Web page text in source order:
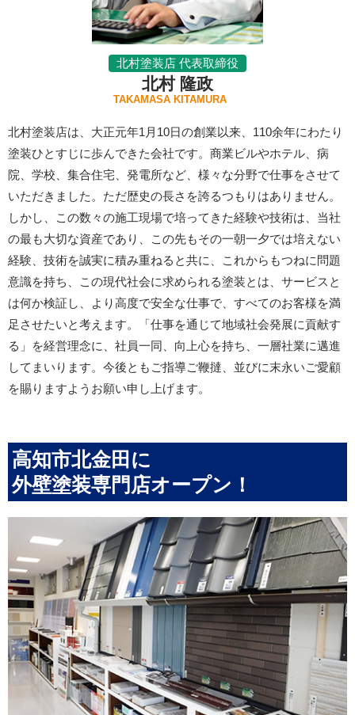
北村塗装店 代表取締役
北村 隆政
TAKAMASA KITAMURA
北村塗装店は、大正元年1月10日の創業以来、110余年にわたり
塗装ひとすじに歩んできた会社です。商業ビルやホテル、病
院、学校、集合住宅、発電所など、様々な分野で仕事をさせて
いただきました。ただ歴史の長さを誇るつもりはありません。
しかし、この数々の施工現場で培ってきた経験や技術は、当社
の最も大切な資産であり、この先もその一朝一夕では培えない
経験、技術を誠実に積み重ねると共に、これからもつねに問題
意識を持ち、この現代社会に求められる塗装とは、サービスと
は何か検証し、より高度で安全な仕事で、すべてのお客様を満
足させたいと考えます。「仕事を通じて地域社会発展に貢献す
る」を経営理念に、社員一同、向上心を持ち、一層社業に邁進
してまいります。今後ともご指導ご鞭撻、並びに末永いご愛顧
を賜りますようお願い申し上げます。
高知市北金田に
外壁塗装専門店オープン！